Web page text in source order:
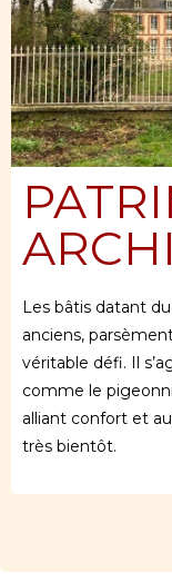
Les bâtis datant
anciens,
véritable défi. Il
comme le
alliant confort et
très bientôt.